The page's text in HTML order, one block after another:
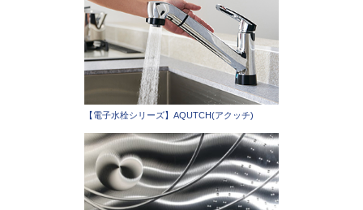
【電子水栓シリーズ】AQUTCH(アクッチ)